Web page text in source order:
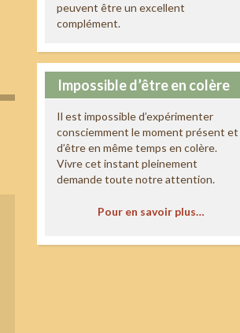
peuvent être un excellent
complément.
Impossible d’être en colère
Il est impossible d’expérimenter
consciemment le moment présent et
d’être en même temps en colère.
Vivre cet instant pleinement
demande toute notre attention.
Pour en savoir plus…